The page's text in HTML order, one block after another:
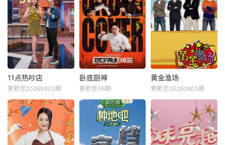
11点热吵店
更新至20260805期
卧底厨神
更新至06期
黄金渔场
更新至20260805期